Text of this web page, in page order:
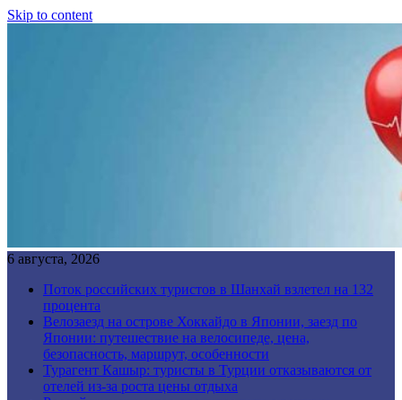
Skip to content
6 августа, 2026
Поток российских туристов в Шанхай взлетел на 132
процента
Велозаезд на острове Хоккайдо в Японии, заезд по
Японии: путешествие на велосипеде, цена,
безопасность, маршрут, особенности
Турагент Кашыр: туристы в Турции отказываются от
отелей из-за роста цены отдыха